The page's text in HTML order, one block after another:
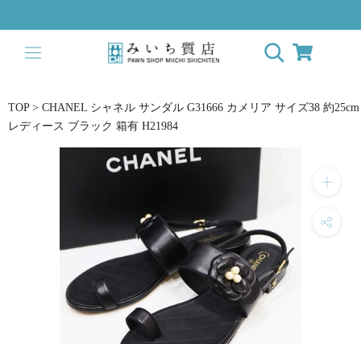
キ
て
コ
TOP > CHANEL シャネル サンダル G31666 カメリア サイズ38 約25cm
レディース ブラック 箱有 H21984